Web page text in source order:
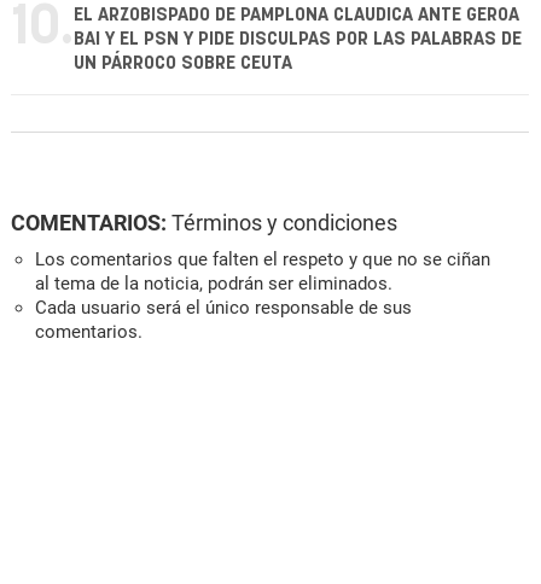
10. EL ARZOBISPADO DE PAMPLONA CLAUDICA ANTE GEROA
BAI Y EL PSN Y PIDE DISCULPAS POR LAS PALABRAS DE
UN PÁRROCO SOBRE CEUTA
COMENTARIOS: Términos y condiciones
Los comentarios que falten el respeto y que no se ciñan
al tema de la noticia, podrán ser eliminados.
Cada usuario será el único responsable de sus
comentarios.